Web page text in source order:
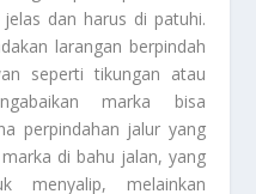
dan harus di patuhi.
larangan berpindah
seperti tikungan atau
marka bisa
perpindahan jalur yang
di bahu jalan, yang
menyalip, melainkan